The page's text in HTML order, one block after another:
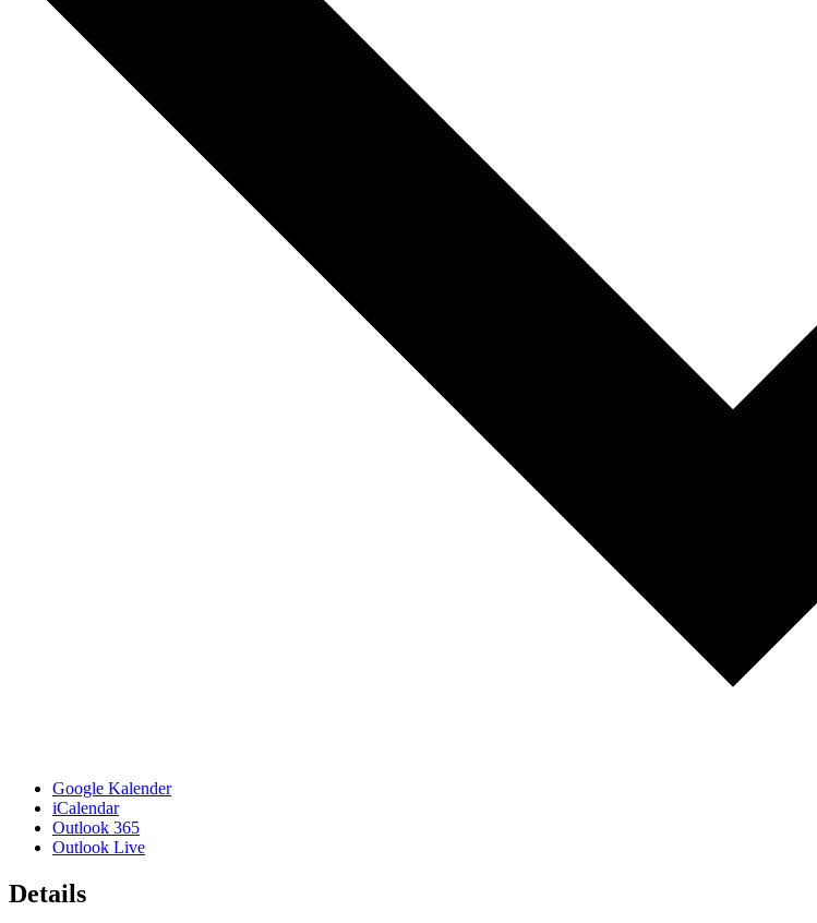
Google Kalender
iCalendar
Outlook 365
Outlook Live
Details